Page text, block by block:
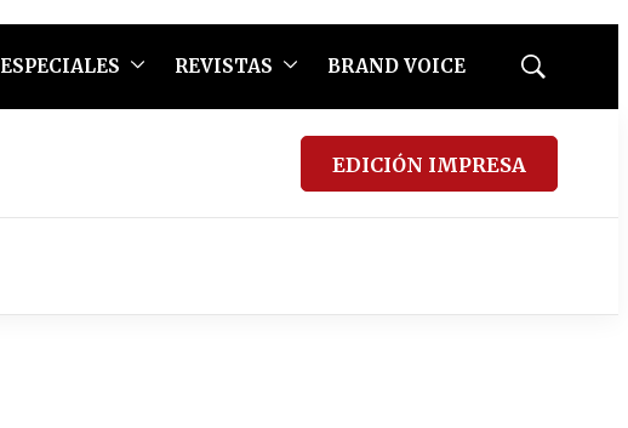
ESPECIALES REVISTAS BRAND VOICE
Mostrar
EDICIÓN IMPRESA